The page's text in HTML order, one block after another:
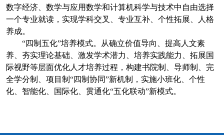
数字经济、数学与应用数学和计算机科学与技术中自由选择
一个专业就读，实现学科交叉、专业互补、个性拓展、人格
养成。
“四制五化”培养模式。从确立价值导向、提高人文素
养、夯实理论基础、激发学术潜力、培养实践能力、拓展国
际视野等层面优化人才培养过程，构建书院制、导师制、完
全学分制、项目制“四制协同”新机制，实施小班化、个性
化、智能化、国际化、贯通化“五化联动”新模式。